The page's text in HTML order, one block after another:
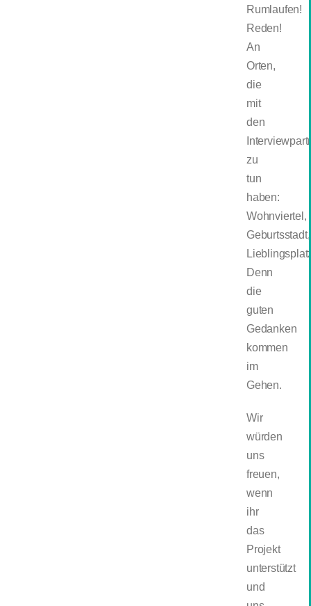
Rumlaufen!
Reden!
An
Orten,
die
mit
den
zu
tun
haben:
Wohnviertel,
Geburtsstadt,
Denn
die
guten
Gedanken
kommen
im
Gehen.
Wir
würden
uns
freuen,
wenn
ihr
das
Projekt
unterstützt
und